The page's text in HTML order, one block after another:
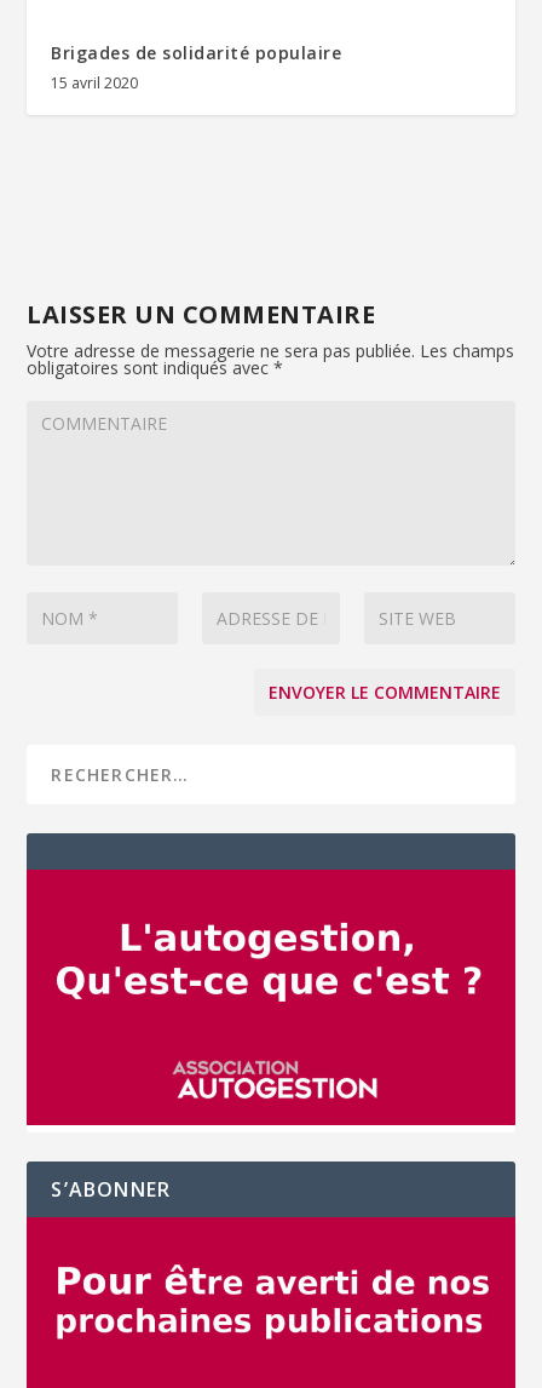
Brigades de solidarité populaire
15 avril 2020
LAISSER UN COMMENTAIRE
Votre adresse de messagerie ne sera pas publiée. Les champs
obligatoires sont indiqués avec*
S’ABONNER